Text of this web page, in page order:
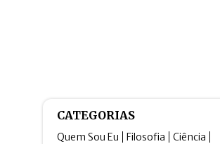
CATEGORIAS
Quem Sou Eu Filosofia Ciência